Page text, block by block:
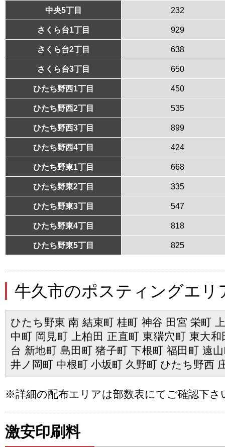
中央5丁目 232
さくら台1丁目 929
さくら台2丁目 638
さくら台3丁目 650
ひたち野西1丁目 450
ひたち野西2丁目 535
ひたち野西3丁目 899
ひたち野西4丁目 424
ひたち野東1丁目 668
ひたち野東2丁目 335
ひたち野東3丁目 547
ひたち野東4丁目 818
ひたち野東5丁目 825
牛久市のポスティングエリ
ひたち野東 南 結束町 桂町 神谷 田宮 栄町
中町 岡見町 上柏田 正直町 東猯穴町 東大
台 新地町 島田町 猪子町 下根町 福田町 遠
井ノ岡町 中根町 小坂町 久野町 ひたち野西
※詳細の配布エリアは部数表にてご確認下さ
激安印刷料